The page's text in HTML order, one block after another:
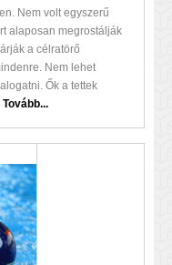
Nem volt egyszerű
alaposan megrostálják
a célratörő
Nem lehet
Ők a tettek
Tovább...